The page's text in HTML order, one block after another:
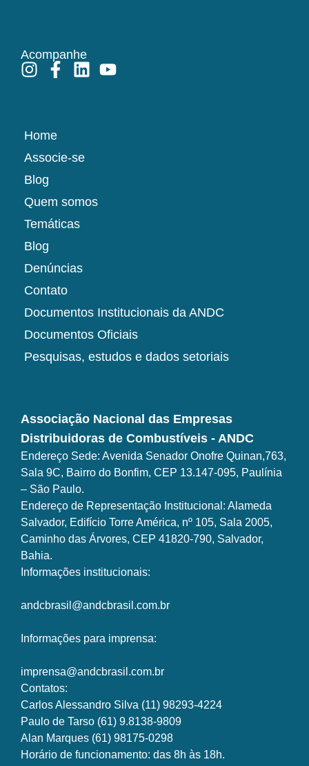
Acompanhe
Home
Associe-se
Blog
Quem somos
Temáticas
Blog
Denúncias
Contato
Documentos Institucionais da ANDC
Documentos Oficiais
Pesquisas, estudos e dados setoriais
Associação Nacional das Empresas
Distribuidoras de Combustíveis - ANDC
Endereço Sede: Avenida Senador Onofre Quinan,763,
Sala 9C, Bairro do Bonfim, CEP 13.147-095, Paulínia
– São Paulo.
Endereço de Representação Institucional: Alameda
Salvador, Edifício Torre América, nº 105, Sala 2005,
Caminho das Árvores, CEP 41820-790, Salvador,
Bahia.
Informações institucionais:
andcbrasil@andcbrasil.com.br
Informações para imprensa:
imprensa@andcbrasil.com.br
Contatos:
Carlos Alessandro Silva (11) 98293-4224
Paulo de Tarso (61) 9.8138-9809
Alan Marques (61) 98175-0298
Horário de funcionamento: das 8h às 18h.